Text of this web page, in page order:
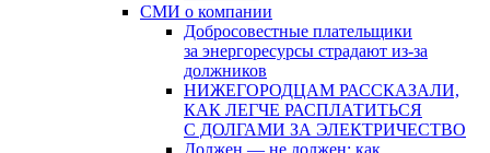
СМИ о компании
Добросовестные плательщики
за энергоресурсы страдают из-за
должников
НИЖЕГОРОДЦАМ РАССКАЗАЛИ,
КАК ЛЕГЧЕ РАСПЛАТИТЬСЯ
С ДОЛГАМИ ЗА ЭЛЕКТРИЧЕСТВО